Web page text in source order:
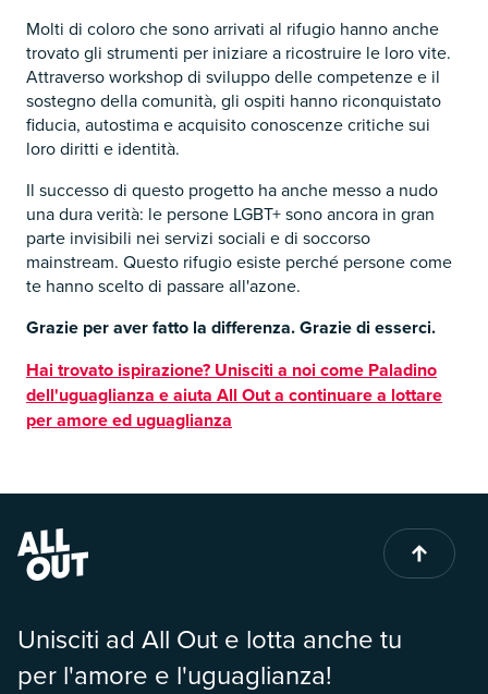
Molti di coloro che sono arrivati al rifugio hanno anche
trovato gli strumenti per iniziare a ricostruire le loro vite.
Attraverso workshop di sviluppo delle competenze e il
sostegno della comunità, gli ospiti hanno riconquistato
fiducia, autostima e acquisito conoscenze critiche sui
loro diritti e identità.
Il successo di questo progetto ha anche messo a nudo
una dura verità: le persone LGBT+ sono ancora in gran
parte invisibili nei servizi sociali e di soccorso
mainstream. Questo rifugio esiste perché persone come
te hanno scelto di passare all'azone.
Grazie per aver fatto la differenza. Grazie di esserci.
Hai trovato ispirazione? Unisciti a noi come Paladino
dell'uguaglianza e aiuta All Out a continuare a lottare
per amore ed uguaglianza
Unisciti ad All Out e lotta anche tu
per l'amore e l'uguaglianza!